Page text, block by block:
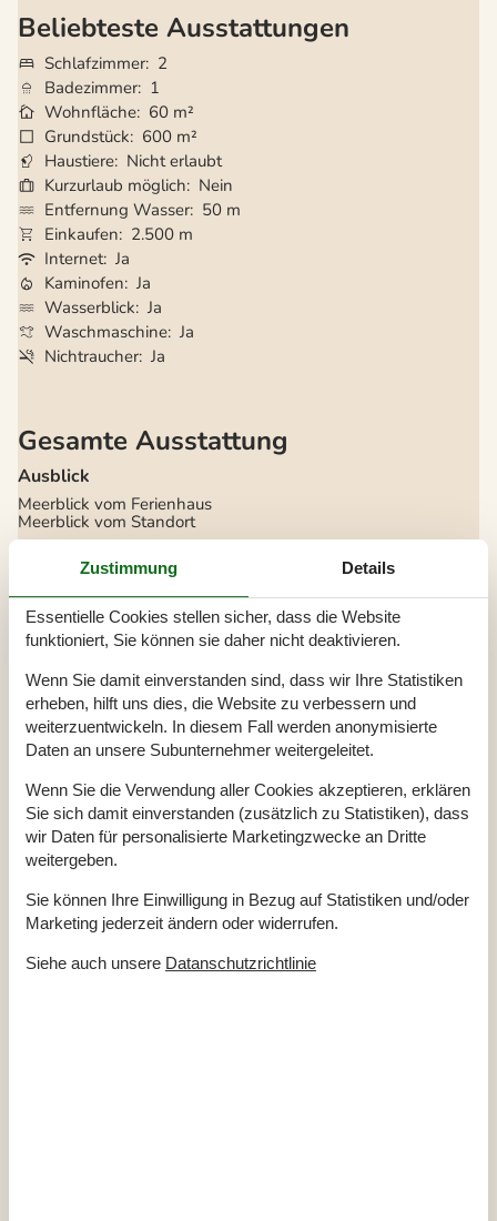
Beliebteste Ausstattungen
Schlafzimmer 2
Badezimmer 1
Wohnfläche 60 m²
Grundstück
600 m²
Haustiere Nicht erlaubt
Kurzurlaub möglich
Nein
Entfernung Wasser 50 m
Einkaufen
2.500 m
Internet Ja
Kaminofen Ja
Wasserblick Ja
Waschmaschine Ja
Nichtraucher Ja
Gesamte Ausstattung
Ausblick
Meerblick vom Ferienhaus
Meerblick vom Standort
Bitte beachten
Rauchen ist verboten
Draußen
Golfplatz 5 km
Größe des Grundstücks 600 m²
Meer 50 m
Naturstandort
Parkplatz beim Haus
Terrasse 85 m²
Einrichtung
Anzahl Erwachsene inkl. 4-11 Jahre
Baujahr 1950
Bebaute Fläche
60 m²
Ferienhaus
Gefrierkapazität (Anzahl Liter) 30
Jahr der Renovierung 2015
Zustimmung Details
Essentielle Cookies stellen sicher, dass die Website
funktioniert, Sie können sie daher nicht deaktivieren.
Wenn Sie damit einverstanden sind, dass wir Ihre Statistiken
erheben, hilft uns dies, die Website zu verbessern und
weiterzuentwickeln. In diesem Fall werden anonymisierte
Daten an unsere Subunternehmer weitergeleitet.
Wenn Sie die Verwendung aller Cookies akzeptieren, erklären
Sie sich damit einverstanden (zusätzlich zu Statistiken), dass
wir Daten für personalisierte Marketingzwecke an Dritte
weitergeben.
Sie können Ihre Einwilligung in Bezug auf Statistiken und/oder
Marketing jederzeit ändern oder widerrufen.
Siehe auch unsere Datanschutzrichtlinie